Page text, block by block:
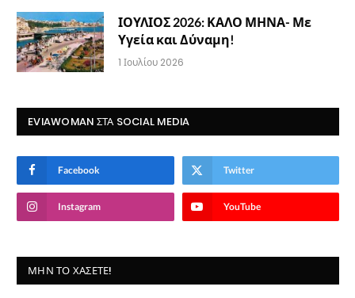
ΙΟΥΛΙΟΣ 2026: ΚΑΛΟ ΜΗΝΑ- Με
Υγεία και Δύναμη!
1 Ιουλίου 2026
EVIAWOMAN ΣΤΑ SOCIAL MEDIA
Facebook Twitter
Instagram YouTube
ΜΗΝ ΤΟ ΧΆΣΕΤΕ!